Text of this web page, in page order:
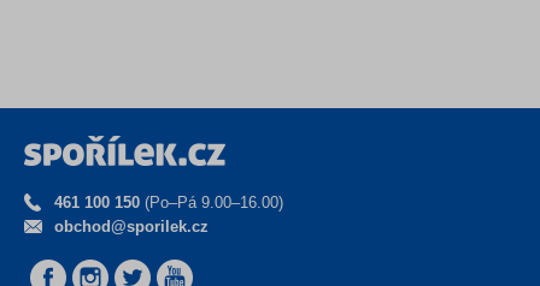
461 100 150 (Po–Pá 9.00–16.00)
obchod@sporilek.cz